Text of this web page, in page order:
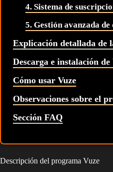
4. Sistema de
5. Gestión avanzada de
Explicación detallada de
Descarga e instalación de
Cómo usar Vuze
Observaciones sobre el
Sección FAQ
Descripción del programa Vuze